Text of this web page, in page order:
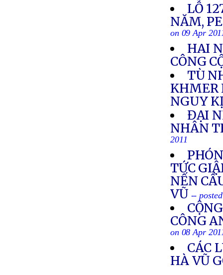
LỖ
NĂM,
on 09 Apr
HAI
CÔNG
TÙ
KHMER
NGUY
ĐẠI
NHÂN
2011
TỨC
NẾN
VŨ --
CÔNG
on 08 Apr
CÁC
HÀ VŨ